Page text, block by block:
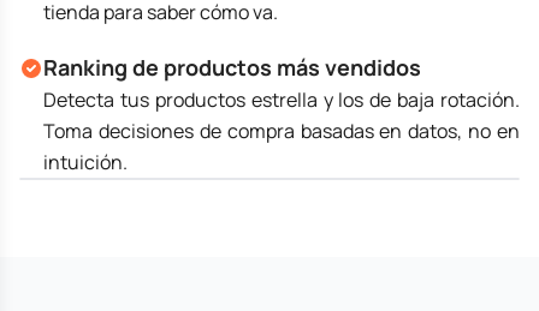
tienda para saber cómo va.
Ranking de productos más vendidos
Detecta tus productos estrella y los de baja rotación.
Toma decisiones de compra basadas en datos, no en
intuición.